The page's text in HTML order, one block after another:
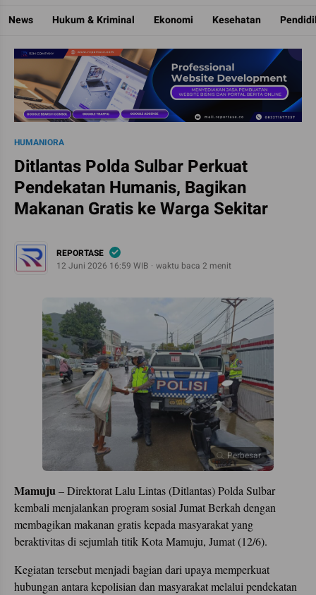
Reportase
Mengulas Fakta Di Balik Cerita
News Hukum & Kriminal Ekonomi Kesehatan
HUMANIORA
Ditlantas Polda Sulbar Perkuat
Pendekatan Humanis, Bagikan
Makanan Gratis ke Warga Sekitar
REPORTASE
12 Juni 2026 16:59 WIB
waktu baca 2 menit
Perbesar
Mamuju– Direktorat Lalu Lintas (Ditlantas) Polda Sulbar
kembali menjalankan program sosial Jumat Berkah dengan
membagikan makanan gratis kepada masyarakat yang
beraktivitas di sejumlah titik Kota Mamuju, Jumat (12/6).
Kegiatan tersebut menjadi bagian dari upaya memperkuat
hubungan antara kepolisian dan masyarakat melalui pendekatan